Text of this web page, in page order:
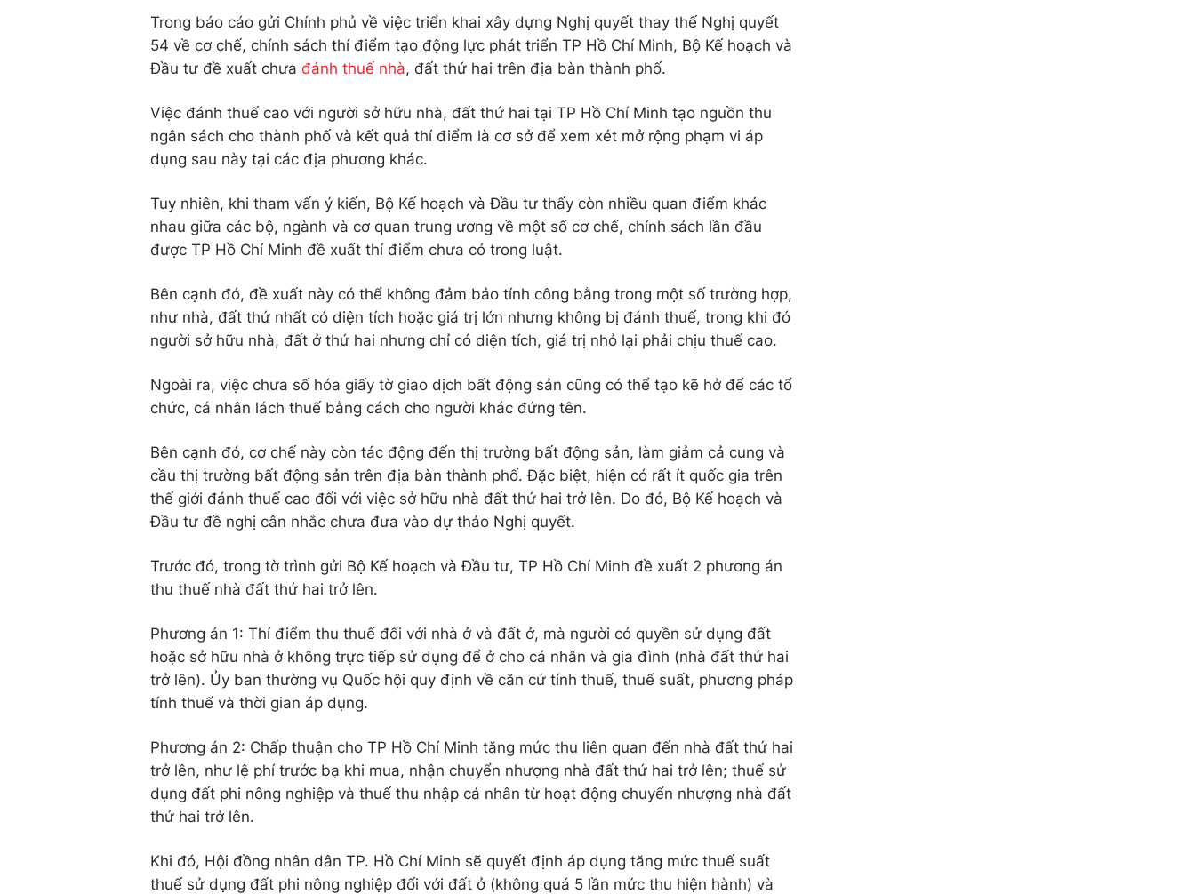
Trong báo cáo gửi Chính phủ về việc triển khai xây dựng Nghị quyết thay thế Nghị quyết
54 về cơ chế, chính sách thí điểm tạo động lực phát triển TP Hồ Chí Minh, Bộ Kế hoạch và
Đầu tư đề xuất chưa đánh thuế nhà, đất thứ hai trên địa bàn thành phố.
Việc đánh thuế cao với người sở hữu nhà, đất thứ hai tại TP Hồ Chí Minh tạo nguồn thu
ngân sách cho thành phố và kết quả thí điểm là cơ sở để xem xét mở rộng phạm vi áp
dụng sau này tại các địa phương khác.
Tuy nhiên, khi tham vấn ý kiến, Bộ Kế hoạch và Đầu tư thấy còn nhiều quan điểm khác
nhau giữa các bộ, ngành và cơ quan trung ương về một số cơ chế, chính sách lần đầu
được TP Hồ Chí Minh đề xuất thí điểm chưa có trong luật.
Bên cạnh đó, đề xuất này có thể không đảm bảo tính công bằng trong một số trường hợp,
như nhà, đất thứ nhất có diện tích hoặc giá trị lớn nhưng không bị đánh thuế, trong khi đó
người sở hữu nhà, đất ở thứ hai nhưng chỉ có diện tích, giá trị nhỏ lại phải chịu thuế cao.
Ngoài ra, việc chưa số hóa giấy tờ giao dịch bất động sản cũng có thể tạo kẽ hở để các tổ
chức, cá nhân lách thuế bằng cách cho người khác đứng tên.
Bên cạnh đó, cơ chế này còn tác động đến thị trường bất động sản, làm giảm cả cung và
cầu thị trường bất động sản trên địa bàn thành phố. Đặc biệt, hiện có rất ít quốc gia trên
thế giới đánh thuế cao đối với việc sở hữu nhà đất thứ hai trở lên. Do đó, Bộ Kế hoạch và
Đầu tư đề nghị cân nhắc chưa đưa vào dự thảo Nghị quyết.
Trước đó, trong tờ trình gửi Bộ Kế hoạch và Đầu tư, TP Hồ Chí Minh đề xuất 2 phương án
thu thuế nhà đất thứ hai trở lên.
Phương án 1: Thí điểm thu thuế đối với nhà ở và đất ở, mà người có quyền sử dụng đất
hoặc sở hữu nhà ở không trực tiếp sử dụng để ở cho cá nhân và gia đình (nhà đất thứ hai
trở lên). Ủy ban thường vụ Quốc hội quy định về căn cứ tính thuế, thuế suất, phương pháp
tính thuế và thời gian áp dụng.
Phương án 2: Chấp thuận cho TP Hồ Chí Minh tăng mức thu liên quan đến nhà đất thứ hai
trở lên, như lệ phí trước bạ khi mua, nhận chuyển nhượng nhà đất thứ hai trở lên; thuế sử
dụng đất phi nông nghiệp và thuế thu nhập cá nhân từ hoạt động chuyển nhượng nhà đất
thứ hai trở lên.
Khi đó, Hội đồng nhân dân TP. Hồ Chí Minh sẽ quyết định áp dụng tăng mức thuế suất
thuế sử dụng đất phi nông nghiệp đối với đất ở (không quá 5 lần mức thu hiện hành) và